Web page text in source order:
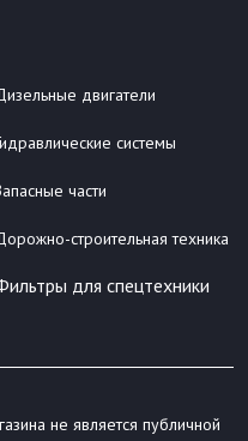
двигатели
системы
части
строительная техника
для спецтехники
не является публичной